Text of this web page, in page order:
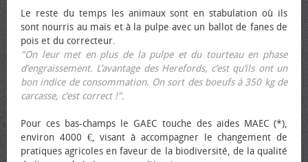
Le reste du temps les animaux sont en stabulation où ils
sont nourris au maïs et à la pulpe avec un ballot de fanes de
pois et du correcteur.
"On leur met en plus de la pulpe et du tourteau en phase
d’engraissement. L’avantage des Herefords, c’est qu’ils ont un
bon indice de consommation. On sort des bœufs à 350 kg de
carcasse, c’est correct !".
Pour ces bas-champs le GAEC touche des aides MAEC (*),
environ 4000 €, visant à accompagner le changement de
pratiques agricoles en faveur de la biodiversité, de la qualité